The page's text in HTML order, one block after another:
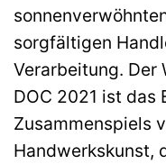
sorgfältigen
Verarbeitung. Der
DOC 2021 ist das
Zusammenspiels
Handwerkskunst,